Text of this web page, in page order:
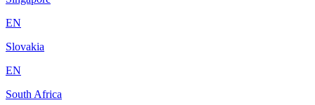
EN
Slovakia
EN
South Africa